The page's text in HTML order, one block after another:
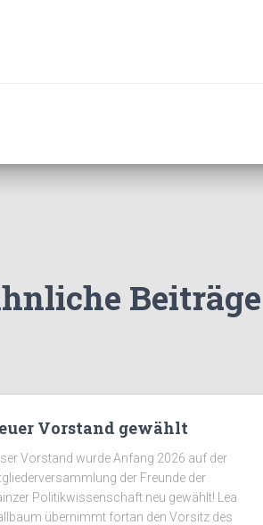
Beiträge
Vorstand gewählt
Vorstand wurde Anfang 2026 auf der
der Freunde der
Politikwissenschaft neu gewählt! Lea
übernimmt fortan den Vorsitz des